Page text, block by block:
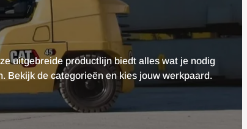
uitgebreide productlijn biedt alles wat je nodig
Bekijk de categorieën en kies jouw werkpaard.